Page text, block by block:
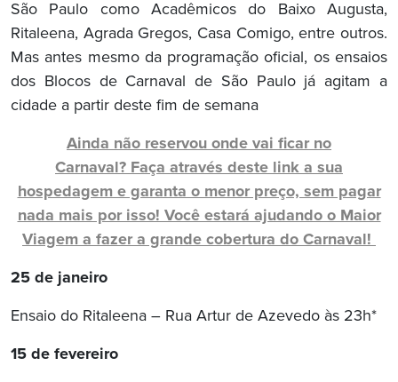
São Paulo como Acadêmicos do Baixo Augusta,
Ritaleena, Agrada Gregos, Casa Comigo, entre outros.
Mas antes mesmo da programação oficial, os ensaios
dos Blocos de Carnaval de São Paulo já agitam a
cidade a partir deste fim de semana
Ainda não reservou onde vai ficar no
Carnaval? Faça através deste link a sua
hospedagem e garanta o menor preço, sem pagar
nada mais por isso! Você estará ajudando o Maior
Viagem a fazer a grande cobertura do Carnaval!
25 de janeiro
Ensaio do Ritaleena – Rua Artur de Azevedo às 23h*
15 de fevereiro